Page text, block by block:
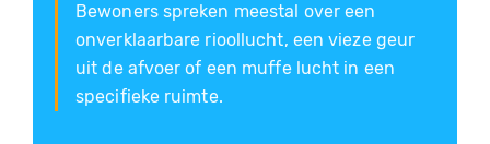
Bewoners spreken meestal over een
onverklaarbare rioollucht, een vieze geur
uit de afvoer of een muffe lucht in een
specifieke ruimte.